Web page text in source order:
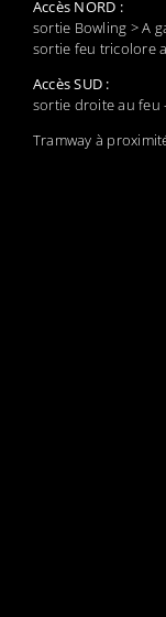
Accès NORD :
sortie Bowling > A
sortie feu tricolore
Accès SUD :
sortie droite au feu
Tramway à